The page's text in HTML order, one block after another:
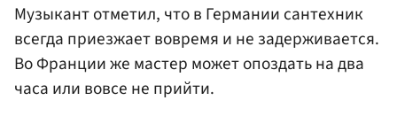
Музыкант отметил, что в Германии сантехник
всегда приезжает вовремя и не задерживается.
Во Франции же мастер может опоздать на два
часа или вовсе не прийти.